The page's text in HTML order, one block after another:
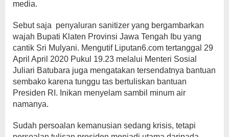
media.
Sebut saja penyaluran sanitizer yang bergambarkan
wajah Bupati Klaten Provinsi Jawa Tengah Ibu yang
cantik Sri Mulyani. Mengutif Liputan6.com tertanggal 29
April April 2020 Pukul 19.23 melalui Menteri Sosial
Juliari Batubara juga mengatakan tersendatnya bantuan
sembako karena tunggu tas bertuliskan bantuan
Presiden RI. Inikan menyelam sambil minum air
namanya.
Sudah persoalan kemanusian sedang krisis, tetapi